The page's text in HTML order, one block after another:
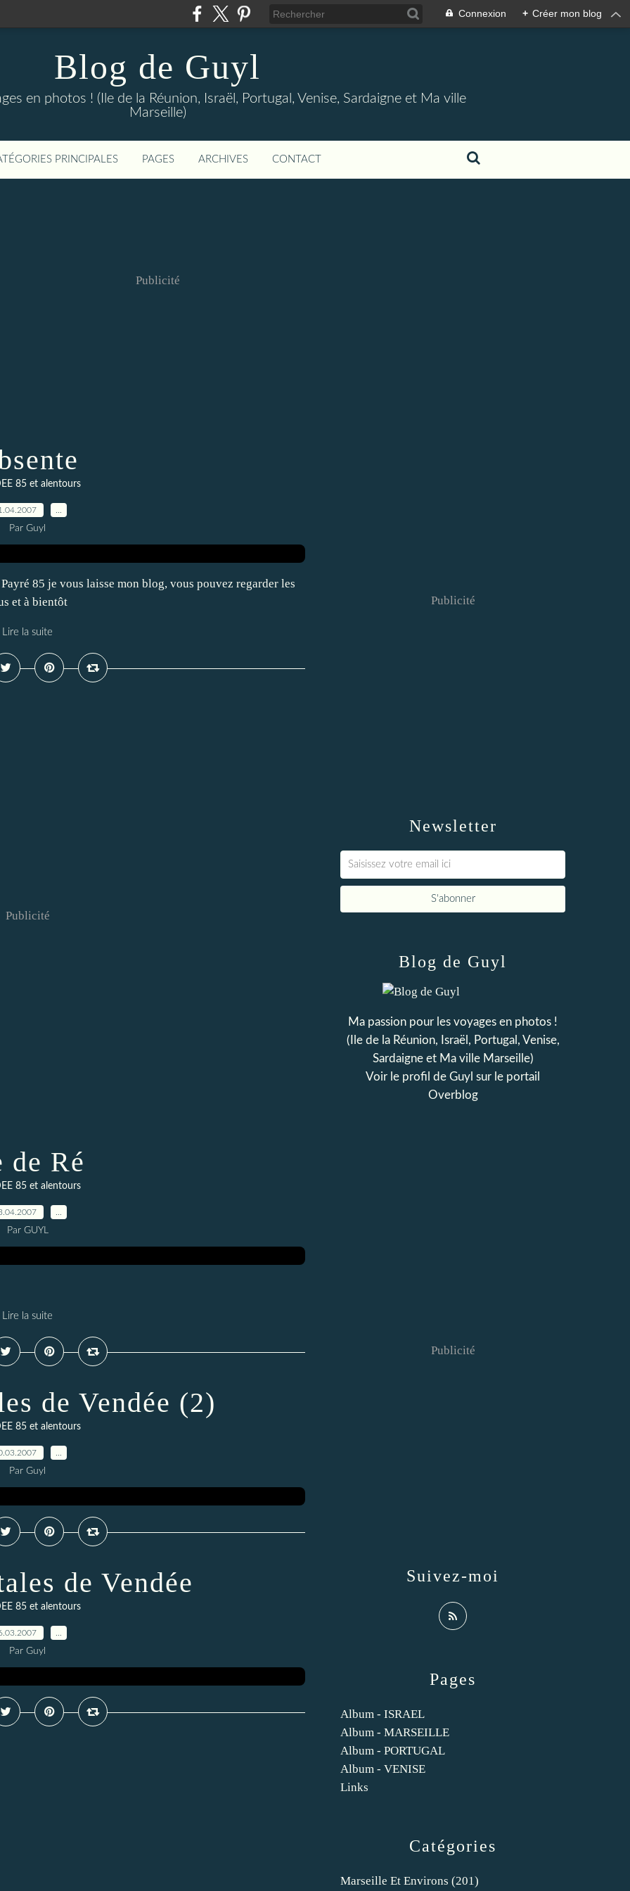
Connexion + Créer mon blog
Blog de Guyl
en photos ! (Ile de la Réunion, Israël, Portugal, Venise, Sardaigne et Ma ville
Marseille)
PRINCIPALES PAGES ARCHIVES CONTACT
Publicité
85 et alentours
Par Guyl
85 je vous laisse mon blog, vous pouvez regarder les
et à bientôt
Lire la suite
Publicité
de Ré
85 et alentours
Par GUYL
Lire la suite
de Vendée (2)
85 et alentours
Par Guyl
de Vendée
85 et alentours
Par Guyl
Newsletter
Publicité
Catégories
Marseille Et Environs (201)
Pages
Album - ISRAEL
Album - MARSEILLE
Album - PORTUGAL
Album - VENISE
Links
Blog de Guyl
Ma passion pour les voyages en photos !
(Ile de la Réunion, Israël, Portugal, Venise,
Sardaigne et Ma ville Marseille)
Voir le profil de Guyl sur le portail
Overblog
Suivez-moi
Publicité